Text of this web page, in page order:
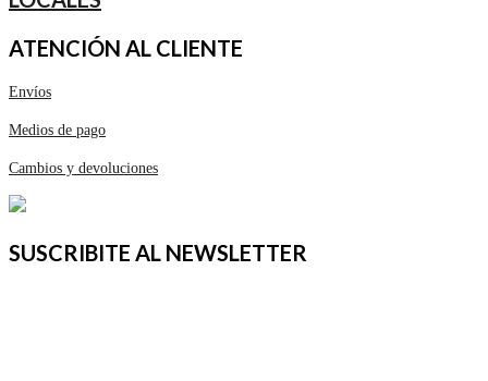
ATENCIÓN AL CLIENTE
Envíos
Medios de pago
Cambios y devoluciones
SUSCRIBITE AL NEWSLETTER